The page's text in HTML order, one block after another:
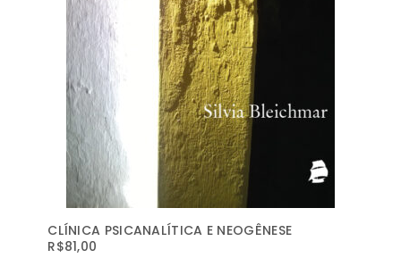
CLÍNICA PSICANALÍTICA E NEOGÊNESE
R$81,00